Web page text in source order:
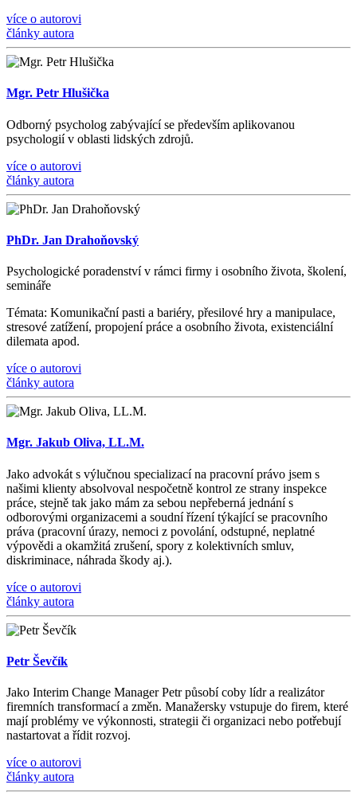
více o autorovi
články autora
Mgr. Petr Hlušička
Odborný psycholog zabývající se především aplikovanou
psychologií v oblasti lidských zdrojů.
více o autorovi
články autora
PhDr. Jan Drahoňovský
Psychologické poradenství v rámci firmy i osobního života, školení,
semináře
Témata: Komunikačnípasti a bariéry, přesilové hry a manipulace,
stresové zatížení, propojenípráce a osobního života, existenciální
dilemata apod.
více o autorovi
články autora
Mgr. Jakub Oliva, LL.M.
Jako advokát s výlučnou specializací na pracovní právo jsem s
našimi klienty absolvoval nespočetně kontrol ze strany inspekce
práce, stejně tak jako mám za sebou nepřeberná jednání s
odborovými organizacemi a soudní řízení týkající se pracovního
práva (pracovní úrazy, nemoci z povolání, odstupné, neplatné
výpovědi a okamžitá zrušení, spory z kolektivních smluv,
diskriminace, náhrada škody aj.).
více o autorovi
články autora
Petr Ševčík
Jako Interim Change Manager Petr působí coby lídr a realizátor
firemních transformací a změn. Manažersky vstupuje do firem, které
mají problémy ve výkonnosti, strategii či organizaci nebo potřebují
nastartovat a řídit rozvoj.
více o autorovi
články autora